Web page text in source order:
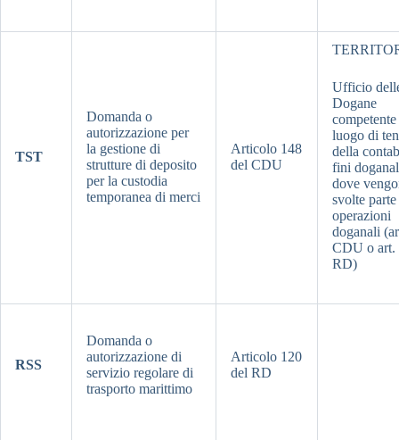
TST
Domanda o
autorizzazione per
la gestione di
strutture di deposito
per la custodia
temporanea di merci
Articolo 148
del CDU
Ufficio
Dogane
luogo di
della
fini
dove
svolte
operazioni
doganali
CDU o art.
RD)
RSS
Domanda o
autorizzazione di
servizio regolare di
trasporto marittimo
Articolo 120
del RD